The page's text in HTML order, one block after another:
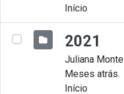
Início
2021
Juliana
Meses atrás.
Início